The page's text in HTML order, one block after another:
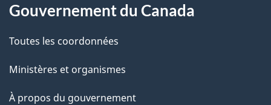
d
e
l
propos
de
ce
site
Gouvernement du Canada
Toutes les coordonnées
Ministères et organismes
À propos du gouvernement